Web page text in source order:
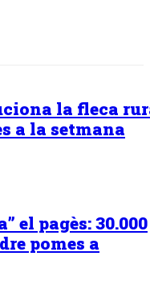
la fleca
a la setmana
el pagès: 30.000
pomes a